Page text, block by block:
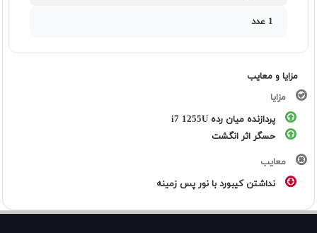
1 عدد
مزایا و معایب
مزایا
پردازنده میان رده i7 1255U
حسگر اثر انگشت
معایب
نداشتن کیبورد با نور پس زمینه